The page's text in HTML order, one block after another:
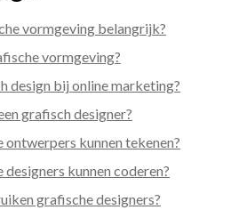
vormgeving belangrijk?
vormgeving?
design bij online marketing?
grafisch designer?
kunnen tekenen?
kunnen coderen?
grafische designers?